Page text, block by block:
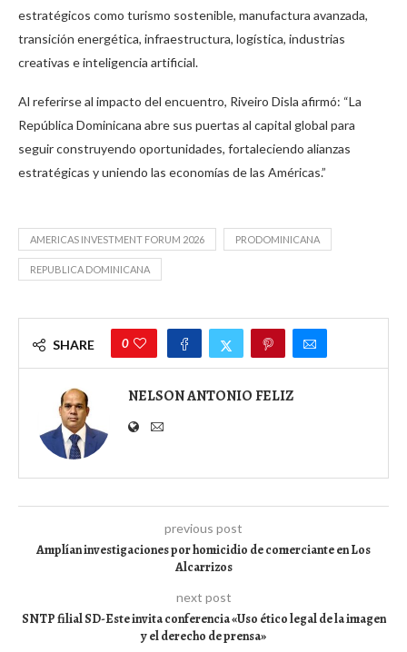
estratégicos como turismo sostenible, manufactura avanzada,
transición energética, infraestructura, logística, industrias
creativas e inteligencia artificial.
Al referirse al impacto del encuentro, Riveiro Disla afirmó: “La
República Dominicana abre sus puertas al capital global para
seguir construyendo oportunidades, fortaleciendo alianzas
estratégicas y uniendo las economías de las Américas.”
AMERICAS INVESTMENT FORUM 2026 PRODOMINICANA
REPUBLICA DOMINICANA
SHARE 0
NELSON ANTONIO FELIZ
previous post
Amplían investigaciones por homicidio de comerciante en Los
Alcarrizos
next post
SNTP filial SD-Este invita conferencia «Uso ético legal de la imagen
y el derecho de prensa»